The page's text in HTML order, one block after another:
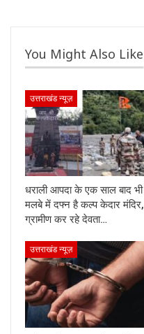
You Might Also Like
उत्तराखंड न्यूज़
धराली आपदा के एक साल बाद भी
मलबे में दफ्न है कल्प केदार मंदिर,
ग्रामीण कर रहे देवता…
उत्तराखंड न्यूज़